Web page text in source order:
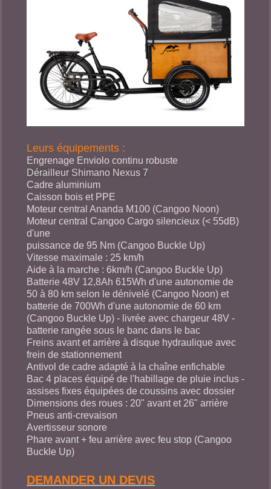
Leurs équipements :
Engrenage Enviolo continu robuste
Dérailleur Shimano Nexus 7
Cadre aluminium
Caisson bois et PPE
Moteur central Ananda M100 (Cangoo Noon)
Moteur central Cangoo Cargo silencieux (< 55dB)
d'une
puissance de 95 Nm (Cangoo Buckle Up)
Vitesse maximale : 25 km/h
Aide à la marche : 6km/h (Cangoo Buckle Up)
Batterie 48V 12,8Ah 615Wh d'une autonomie de
50 à 80 km selon le dénivelé (Cangoo Noon) et
batterie de 700Wh d'une autonomie de 60 km
(Cangoo Buckle Up) - livrée avec chargeur 48V -
batterie rangée sous le banc dans le bac
Freins avant et arrière à disque hydraulique avec
frein de stationnement
Antivol de cadre adapté à la chaîne enfichable
Bac 4 places équipé de l'habillage de pluie inclus -
assises fixes équipées de coussins avec dossier
Dimensions des roues : 20" avant et 26" arrière
Pneus anti-crevaison
Avertisseur sonore
Phare avant + feu arrière avec feu stop (Cangoo
Buckle Up)
DEMANDER UN DEVIS